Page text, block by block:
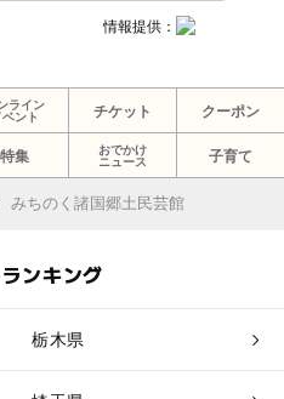
情報提供：
ライン
ベント
チケット クーポン
特集
おでかけ
ニュース
子育て
みちのく諸国郷土民芸館
ンキング
栃木県